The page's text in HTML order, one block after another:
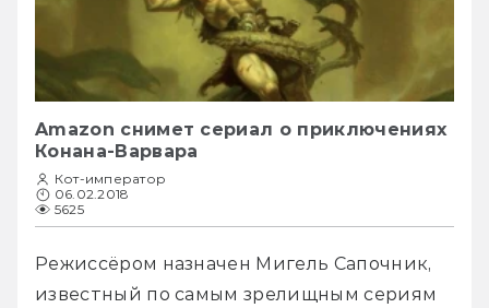
Amazon снимет сериал о приключениях
Конана-Варвара
Кот-император
06.02.2018
5625
Режиссёром назначен Мигель Сапочник,
известный по самым зрелищным сериям